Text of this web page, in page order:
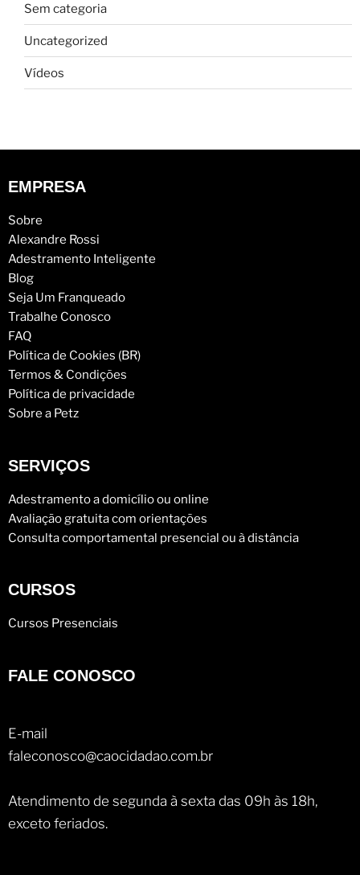
Sem categoria
Uncategorized
Vídeos
EMPRESA
Sobre
Alexandre Rossi
Adestramento Inteligente
Blog
Seja Um Franqueado
Trabalhe Conosco
FAQ
Política de Cookies (BR)
Termos & Condições
Política de privacidade
Sobre a Petz
SERVIÇOS
Adestramento a domicílio ou online
Avaliação gratuita com orientações
Consulta comportamental presencial ou à distância
CURSOS
Cursos Presenciais
FALE CONOSCO
E-mail
faleconosco@caocidadao.com.br
Atendimento de segunda à sexta das 09h às 18h,
exceto feriados.